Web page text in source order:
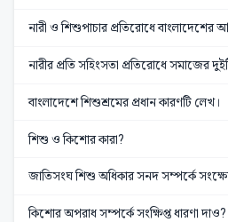
নারী ও শিশুপাচার প্রতিরোধে বাংলাদেশের
নারীর প্রতি সহিংসতা প্রতিরোধে সমাজের
বাংলাদেশে শিশুশ্রমের প্রধান কারণটি লেখ।
শিশু ও কিশোর কারা?
জাতিসংঘ শিশু অধিকার সনদ সম্পর্কে
কিশোর অপরাধ সম্পর্কে সংক্ষিপ্ত ধারণা দাও?